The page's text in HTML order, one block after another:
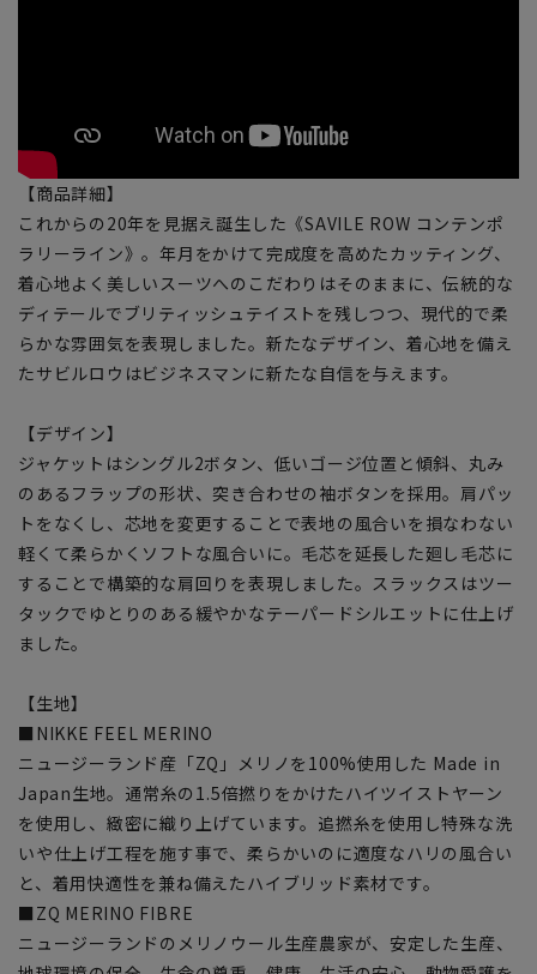
【商品詳細】
これからの20年を見据え誕生した《SAVILE ROW コンテンポ
ラリーライン》。年月をかけて完成度を高めたカッティング、
着心地よく美しいスーツへのこだわりはそのままに、伝統的な
ディテールでブリティッシュテイストを残しつつ、現代的で柔
らかな雰囲気を表現しました。新たなデザイン、着心地を備え
たサビルロウはビジネスマンに新たな自信を与えます。
【デザイン】
ジャケットはシングル2ボタン、低いゴージ位置と傾斜、丸み
のあるフラップの形状、突き合わせの袖ボタンを採用。肩パッ
トをなくし、芯地を変更することで表地の風合いを損なわない
軽くて柔らかくソフトな風合いに。毛芯を延長した廻し毛芯に
することで構築的な肩回りを表現しました。スラックスはツー
タックでゆとりのある緩やかなテーパードシルエットに仕上げ
ました。
【生地】
■NIKKE FEEL MERINO
ニュージーランド産「ZQ」メリノを100%使用した Made in
Japan生地。通常糸の1.5倍撚りをかけたハイツイストヤーン
を使用し、緻密に織り上げています。追撚糸を使用し特殊な洗
いや仕上げ工程を施す事で、柔らかいのに適度なハリの風合い
と、着用快適性を兼ね備えたハイブリッド素材です。
■ZQ MERINO FIBRE
ニュージーランドのメリノウール生産農家が、安定した生産、